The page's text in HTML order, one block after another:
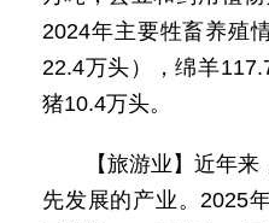
2024年主要牲畜养殖
22.4万头），绵羊
猪10.4万头。
【旅游业】近年
先发展的产业。2025